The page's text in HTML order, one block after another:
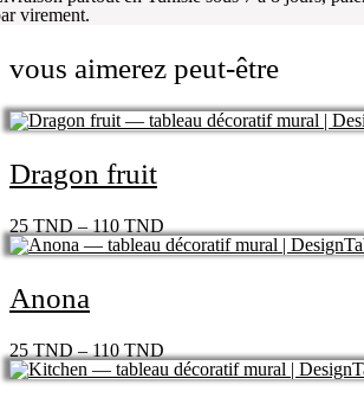
virement.
vous aimerez peut-être
Dragon fruit
25TND–110TND
Anona
25TND–110TND